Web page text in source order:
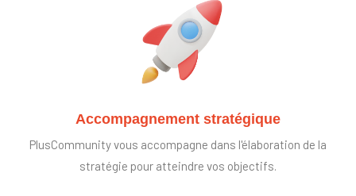
Accompagnement stratégique
PlusCommunity vous accompagne dans l'élaboration de la
stratégie pour atteindre vos objectifs.